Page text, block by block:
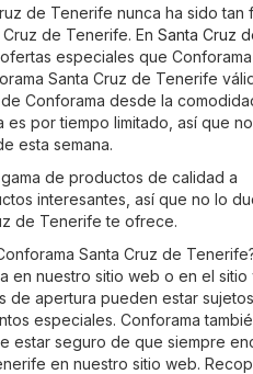
de Tenerife nunca ha sido tan
de Tenerife. En Santa Cruz
ofertas especiales que
Santa Cruz de Tenerife
Conforama desde la
por tiempo limitado, así que
esta semana.
de productos de calidad a
interesantes, así que no lo
de Tenerife te ofrece.
Santa Cruz de
en nuestro sitio web o en el sitio
de apertura pueden estar
especiales. Conforama
estar seguro de que siempre
en nuestro sitio web.